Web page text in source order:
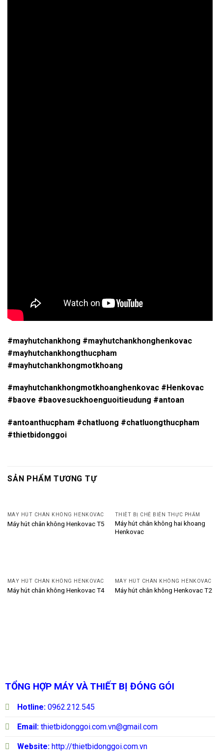
#mayhutchankhong #mayhutchankhonghenkovac
#mayhutchankhongthucpham
#mayhutchankhongmotkhoang
#mayhutchankhongmotkhoanghenkovac #Henkovac
#baove #baovesuckhoenguoitieudung #antoan
#antoanthucpham #chatluong #chatluongthucpham
#thietbidonggoi
SẢN PHẨM TƯƠNG TỰ
MÁY HÚT CHÂN KHÔNG HENKOVAC
Máy hút chân không Henkovac T5
THIẾT BỊ CHẾ BIẾN THỰC PHẨM
Máy hút chân không hai khoang
Henkovac
MÁY HÚT CHÂN KHÔNG HENKOVAC
Máy hút chân không Henkovac T4
MÁY HÚT CHÂN KHÔNG HENKOVAC
Máy hút chân không Henkovac T2
TỔNG HỢP MÁY VÀ THIẾT BỊ ĐÓNG GÓI
Hotline: 0962.212.545
Email: thietbidonggoi.com.vn@gmail.com
Website: http://thietbidonggoi.com.vn